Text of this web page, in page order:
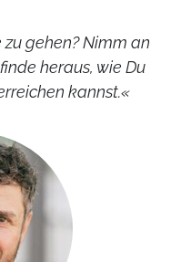
gehen? Nimm an
heraus, wie Du
kannst.«